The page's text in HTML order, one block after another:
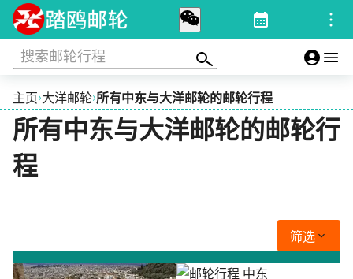
搜索邮轮行程
主页›大洋邮轮›所有中东与大洋邮轮的邮轮行程
所有中东与大洋邮轮的邮轮行
程
筛选